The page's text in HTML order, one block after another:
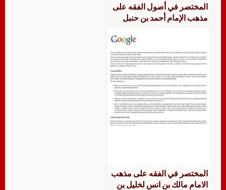
المختصر في أصول الفقه على
مذهب الإمام أحمد بن حنبل
المختصر في الفقه على مذهب
الامام مالك بن انس لخليل بن